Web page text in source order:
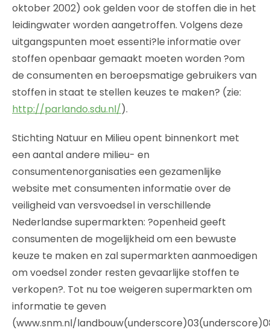
oktober 2002) ook gelden voor de stoffen die in het
leidingwater worden aangetroffen. Volgens deze
uitgangspunten moet essenti?le informatie over
stoffen openbaar gemaakt moeten worden ?om
de consumenten en beroepsmatige gebruikers van
stoffen in staat te stellen keuzes te maken? (zie:
http://parlando.sdu.nl/).
Stichting Natuur en Milieu opent binnenkort met
een aantal andere milieu- en
consumentenorganisaties een gezamenlijke
website met consumenten informatie over de
veiligheid van versvoedsel in verschillende
Nederlandse supermarkten: ?openheid geeft
consumenten de mogelijkheid om een bewuste
keuze te maken en zal supermarkten aanmoedigen
om voedsel zonder resten gevaarlijke stoffen te
verkopen?. Tot nu toe weigeren supermarkten om
informatie te geven
(www.snm.nl/